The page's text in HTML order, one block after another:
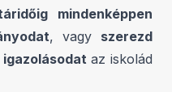
mindenképpen
, vagy szerezd
az iskolád